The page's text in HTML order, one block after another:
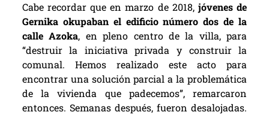
Cabe recordar que en marzo de 2018,jóvenes de
Gernika okupaban el edificio número dos de la
calle Azoka, en pleno centro de la villa, para
“destruir la iniciativa privada y construir la
comunal. Hemos realizado este acto para
encontrar una solución parcial a la problemática
de la vivienda que padecemos”, remarcaron
entonces. Semanas después, fueron desalojadas.